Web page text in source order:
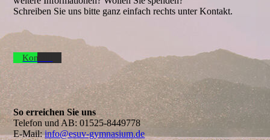
Schreiben Sie uns bitte ganz einfach rechts unter Kontakt.
Kontakt
So erreichen Sie uns
Telefon und AB: 01525-8449778
E-Mail:info@esuv-gymnasium.de